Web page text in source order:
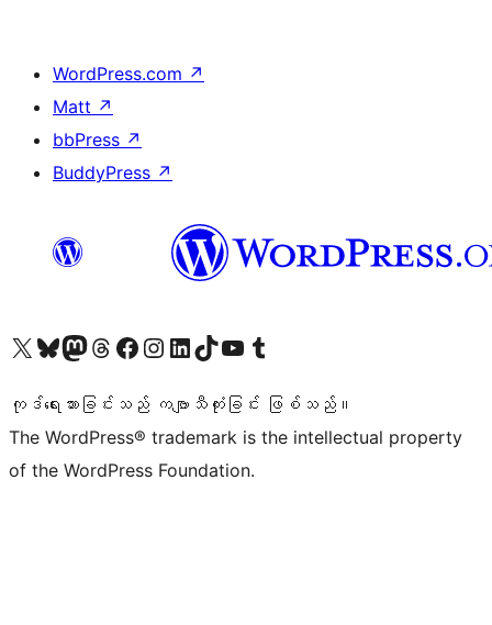
WordPress.com ↗
Matt ↗
bbPress ↗
BuddyPress ↗
ကျွန်ုပ်တို့၏ X (ယခင် Twitter) အကောင့်သို့ သွားရောက်ကြည့်ရှုပါကျွန်ုပ်တို့၏ Bluesky အကောင့်သို့ ဝင်ရောက်ကြည့်ရှုရန်
ကျွန်ုပ်တို့၏ Mastodon အကောင့်သို့ သွားရောက်ကြည့်ရှုပါကျွန်ုပ်တို့၏ Threads အကောင့်သို့ ဝင်ရောက်ကြည့်ရှုရန်
ကျွန်ုပ်တို့၏ Facebook စာမျက်နှာသို့ သွားရောက်ကြည့်ရှုပါကျွန်ုပ်တို့၏ Instagram အကောင့်သို့ သွားရောက်ကြည့်ရှုပါ ကျွန်ုပ်တို့၏ LinkedIn အကောင့်သို့ သွားရောက်ကြည့်ရှုပါကျွန်ုပ်တို့၏ TikTok အကောင့်သို့ ဝင်ရောက်ကြည့်ရှုရန်
ကျွန်ုပ်တို့၏ YouTube ချန်နယ်သို့ သွားရောက်ကြည့်ရှုပါ ကျွန်ုပ်တို့၏ Tumblr အကောင့်သို့ ဝင်ရောက်ကြည့်ရှုရန်
ကုဒ်ရေးသားခြင်းသည် ကဗျာသီကုံးခြင်း ဖြစ်သည်။
The WordPress® trademark is the intellectual property
of the WordPress Foundation.